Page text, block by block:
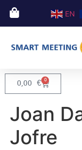
EN
0,00 € 0
Joan
Jofre